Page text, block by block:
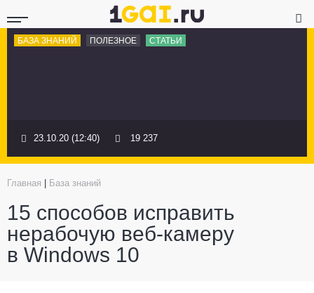
БАЗА ЗНАНИЙ ПОЛЕЗНОЕ СТАТЬИ
23.10.20 (12:40) 19 237
Главная База знаний
15 способов исправить
нерабочую веб-камеру
в Windows 10